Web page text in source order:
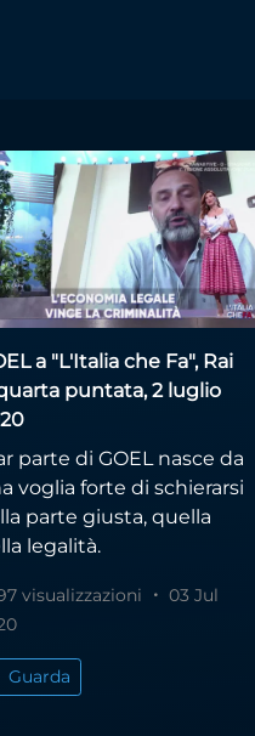
calabria
a "L'Italia che Fa", Rai
puntata, 2 luglio
parte di GOEL nasce da
voglia forte di schierarsi
parte giusta, quella
legalità.
visualizzazioni
03 Jul
Guarda